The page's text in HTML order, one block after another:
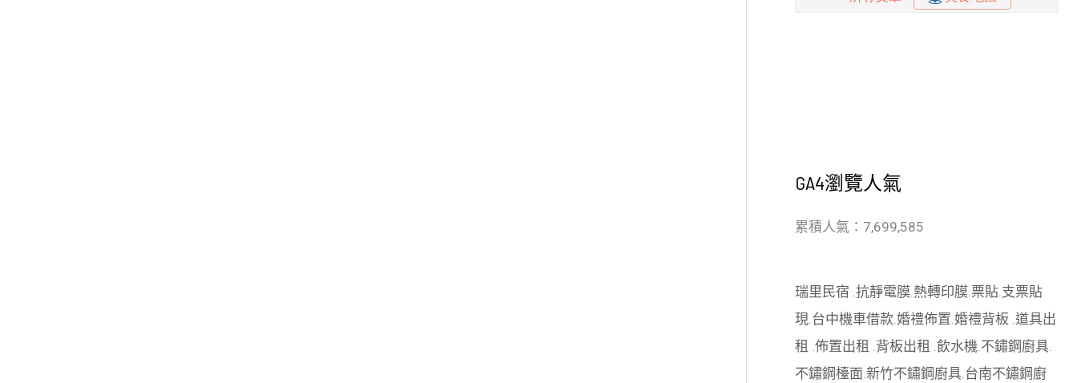
GA4瀏覽人氣
累積人氣：7,699,585
瑞里民宿 .抗靜電膜.熱轉印膜.票貼.支票貼
現.台中機車借款.婚禮佈置.婚禮背板 .道具出
租 .佈置出租 .背板出租 .飲水機.不鏽鋼廚具.
不鏽鋼檯面.新竹不鏽鋼廚具.台南不鏽鋼廚